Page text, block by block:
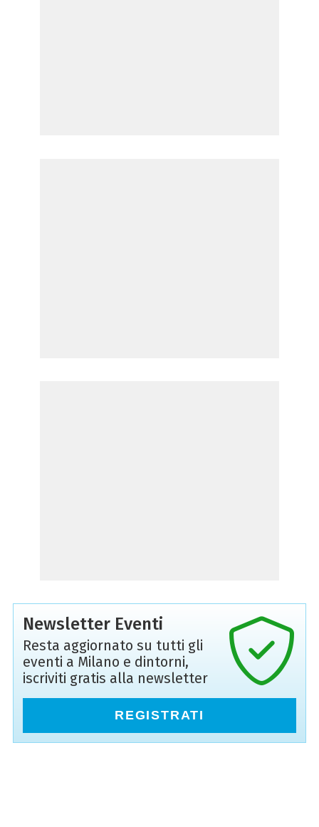
Newsletter Eventi
Resta aggiornato su tutti gli
eventi a Milano e dintorni,
iscriviti gratis alla newsletter
REGISTRATI